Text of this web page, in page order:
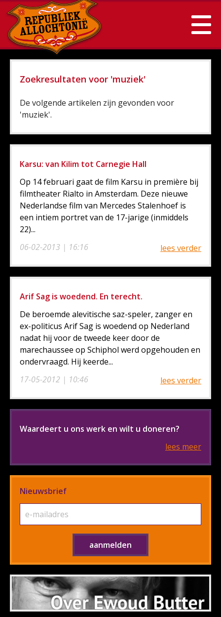
Zoekresultaten voor 'muziek'
De volgende artikelen zijn gevonden voor
'muziek'.
Karsu: van Kilim tot Carnegie Hall
06-02-2013 | 16:16
Op 14 februari gaat de film Karsu in première bij
filmtheater Rialto in Amsterdam. Deze nieuwe
Nederlandse film van Mercedes Stalenhoef is
een intiem portret van de 17-jarige (inmiddels
22)...
lees verder
Arif Sag is woedend. En terecht.
17-05-2012 | 10:46
De beroemde alevitische saz-speler, zanger en
ex-politicus Arif Sag is woedend op Nederland
nadat hij voor de tweede keer door de
marechaussee op Schiphol werd opgehouden en
ondervraagd. Hij keerde...
lees verder
Waardeert u ons werk en wilt u doneren?
lees meer
Nieuwsbrief